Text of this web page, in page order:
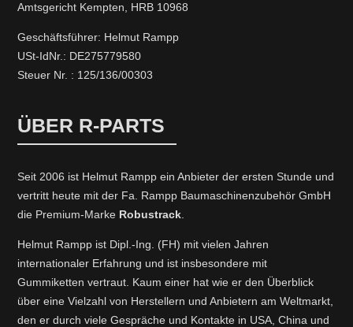
Amtsgericht Kempten, HRB 10968
Geschäftsführer: Helmut Rampp
USt-IdNr.: DE275779580
Steuer Nr. : 125/136/00303
ÜBER R-PARTS
Seit 2006 ist Helmut Rampp ein An­bieter der ersten Stunde und
vertritt heute mit der Fa. Rampp Baumaschinenzubehör GmbH
die Premium-Marke Robustrack.
Helmut Rampp ist Dipl.-Ing. (FH) mit vielen Jahren
internationaler Erfahrung und ist insbesondere mit
Gummiketten vertraut. Kaum einer hat wie er den Überblick
über eine Vielzahl von Herstellern und Anbietern am Weltmarkt,
den er durch viele Gespräche und Kontakte in USA, China und